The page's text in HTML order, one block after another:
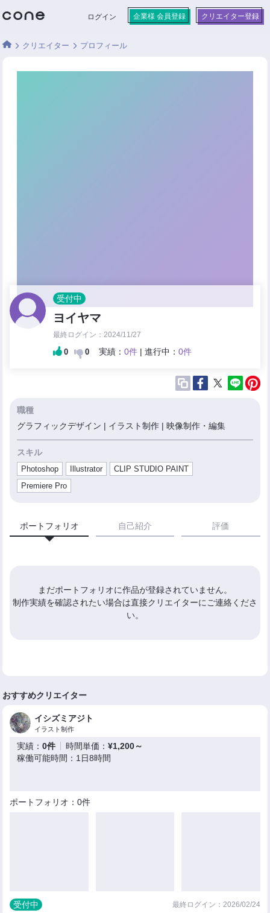
ログイン 企業様 会員登録 クリエイター登録
クリエイター プロフィール
受付中
ヨイヤマ
最終ログイン：2024/11/27
0 0 実績：0件 | 進行中：0件
職種
グラフィックデザイン | イラスト制作 | 映像制作・編集
スキル
Photoshop Illustrator
CLIP STUDIO PAINT
Premiere Pro
ポートフォリオ 自己紹介 評価
まだポートフォリオに作品が登録されていません。
制作実績を確認されたい場合は直接クリエイターにご連絡くださ
い。
おすすめクリエイター
イシズミアジト
イラスト制作
実績：0件 時間単価：¥1,200～
稼働可能時間：1日8時間
ポートフォリオ：0件
受付中 最終ログイン：2026/02/24